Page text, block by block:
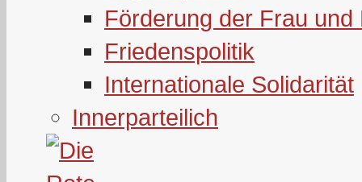
Förderung der Frau und
Friedenspolitik
Internationale Solidarität
Innerparteilich